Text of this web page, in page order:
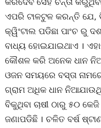
ଏପରି ଟାଳଟୁଳ କରନ୍ତି ଯେ,
କ୍ୱିଂଟାଲ ପଡିଛା ପାଂଚ ରୁ
ବାଧ୍ୟ ହୋଇଯାଇଥାଏ ।
କୌଶଳ କରି ଅନେକ ଧାନ
ଓଜନ ସମୟରେ ବସ୍ତା
ଗ୍ରାମ ଅଧିକ ଧାନ
ବିକୁଥିବା ଚାଷୀ ଠାରୁ ୫୦
ଜଣାପଡିଛି । ଚଳିତ ବର୍ଷ